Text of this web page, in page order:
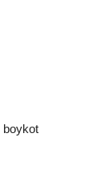
boykot